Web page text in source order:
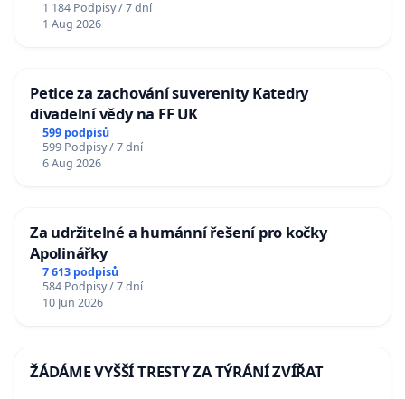
1 184 Podpisy / 7 dní
1 Aug 2026
Petice za zachování suverenity Katedry
divadelní vědy na FF UK
599 podpisů
599 Podpisy / 7 dní
6 Aug 2026
Za udržitelné a humánní řešení pro kočky
Apolinářky
7 613 podpisů
584 Podpisy / 7 dní
10 Jun 2026
ŽÁDÁME VYŠŠÍ TRESTY ZA TÝRÁNÍ ZVÍŘAT